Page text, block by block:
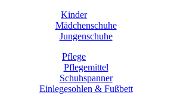
Kinder
Mädchenschuhe
Jungenschuhe
Pflege
Pflegemittel
Schuhspanner
Einlegesohlen & Fußbett